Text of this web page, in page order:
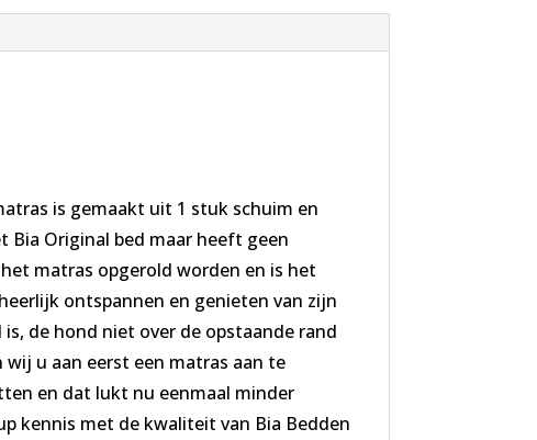
is gemaakt uit 1 stuk schuim en
Original bed maar heeft geen
matras opgerold worden en is het
ontspannen en genieten van zijn
de hond niet over de opstaande rand
u aan eerst een matras aan te
en dat lukt nu eenmaal minder
kennis met de kwaliteit van Bia Bedden